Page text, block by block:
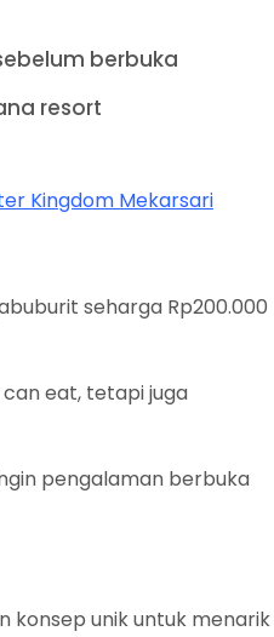
berbuka
resort
Kingdom Mekarsari
seharga Rp200.000
eat, tetapi juga
pengalaman berbuka
konsep unik untuk menarik